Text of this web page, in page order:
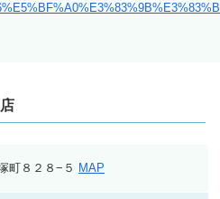
町８２８−５ MAP